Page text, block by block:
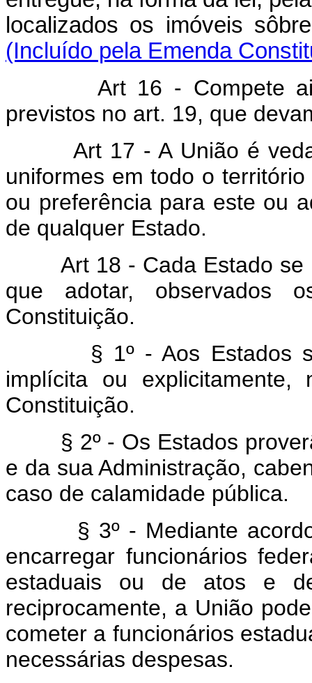
localizados os imóveis
(Incluído pela Emenda
Art 16 - Compete
previstos no art. 19, que
Art 17 - A União é
uniformes em todo o
ou preferência para este ou
de qualquer Estado.
Art 18 - Cada Estado
que adotar, observados
Constituição.
§ 1º - Aos Estados
implícita ou
Constituição.
§ 2º - Os Estados
e da sua Administração,
caso de calamidade pública.
§ 3º - Mediante
encarregar funcionários
estaduais ou de atos e
reciprocamente, a União
cometer a funcionários
necessárias despesas.